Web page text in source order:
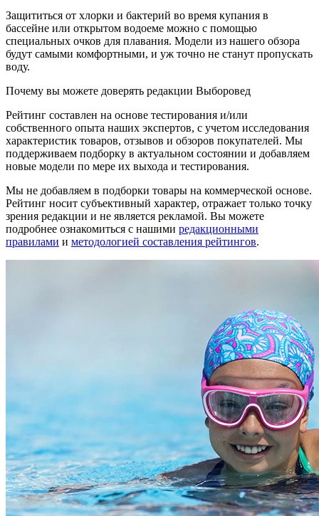
Защититься от хлорки и бактерий во время купания в
бассейне или открытом водоеме можно с помощью
специальных очков для плавания. Модели из нашего обзора
будут самыми комфортными, и уж точно не станут пропускать
воду.
Почему вы можете доверять редакции Выборовед
Рейтинг составлен на основе тестирования и/или
собственного опыта наших экспертов, с учетом исследования
характеристик товаров, отзывов и обзоров покупателей. Мы
поддерживаем подборку в актуальном состоянии и добавляем
новые модели по мере их выхода и тестирования.
Мы не добавляем в подборки товары на коммерческой основе.
Рейтинг носит субъективный характер, отражает только точку
зрения редакции и не является рекламой. Вы можете
подробнее ознакомиться с нашими редакционными
правилами и методологией составления рейтингов.